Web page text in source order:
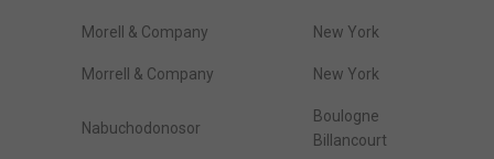
Morell & Company New York
Morrell & Company New York
Nabuchodonosor
Boulogne
Billancourt